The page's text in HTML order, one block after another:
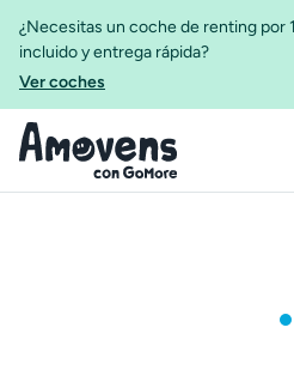
¿Necesitas un coche de renting por
incluido y entrega rápida?
Ver coches